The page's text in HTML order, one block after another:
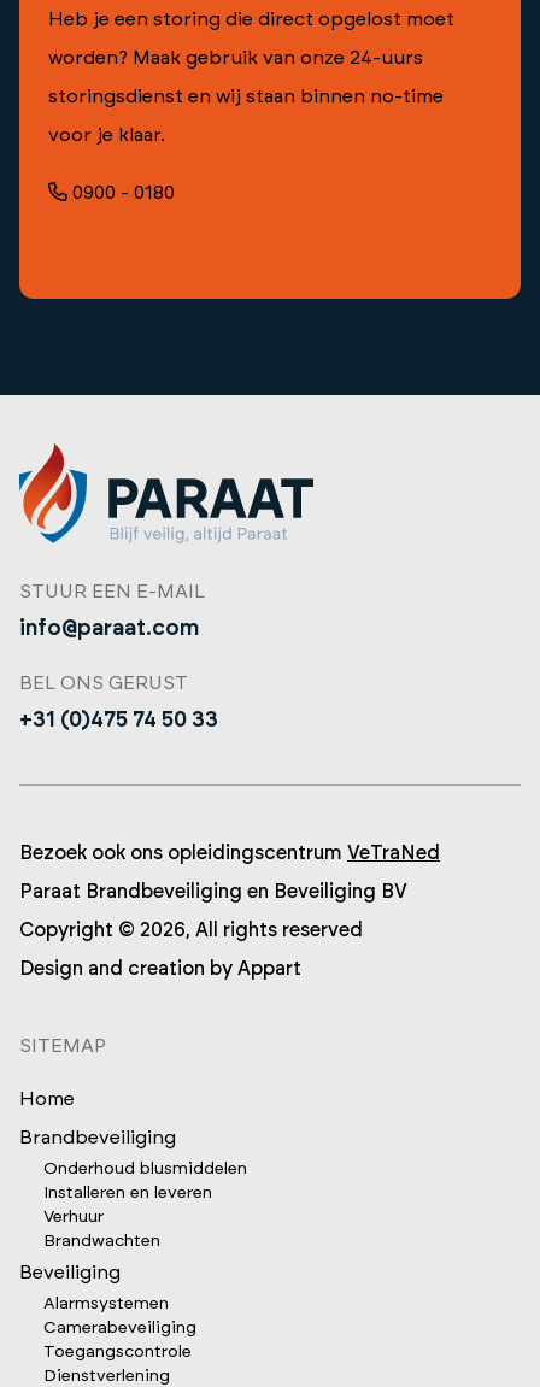
Heb je een storing die direct opgelost moet
worden? Maak gebruik van onze 24-uurs
storingsdienst en wij staan binnen no-time
voor je klaar.
0900 - 0180
STUUR EEN E-MAIL
info@paraat.com
BEL ONS GERUST
+31 (0)475 74 50 33
Bezoek ook ons opleidingscentrum VeTraNed
Paraat Brandbeveiliging en Beveiliging BV
Copyright © 2026, All rights reserved
Design and creation by Appart
SITEMAP
Home
Brandbeveiliging
Onderhoud blusmiddelen
Installeren en leveren
Verhuur
Brandwachten
Beveiliging
Alarmsystemen
Camerabeveiliging
Toegangscontrole
Dienstverlening